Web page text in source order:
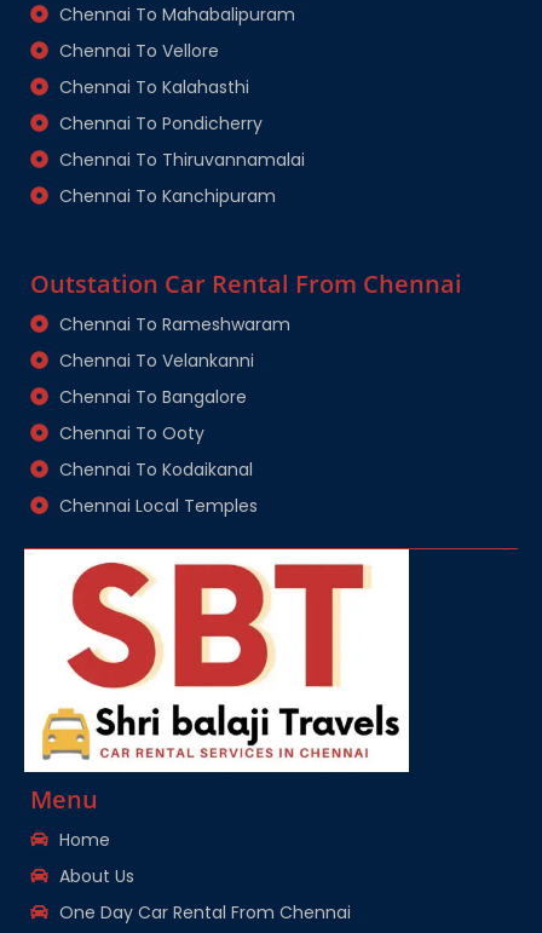
Chennai To Mahabalipuram
Chennai To Vellore
Chennai To Kalahasthi
Chennai To Pondicherry
Chennai To Thiruvannamalai
Chennai To Kanchipuram
Outstation Car Rental From Chennai
Chennai To Rameshwaram
Chennai To Velankanni
Chennai To Bangalore
Chennai To Ooty
Chennai To Kodaikanal
Chennai Local Temples
Menu
Home
About Us
One Day Car Rental From Chennai